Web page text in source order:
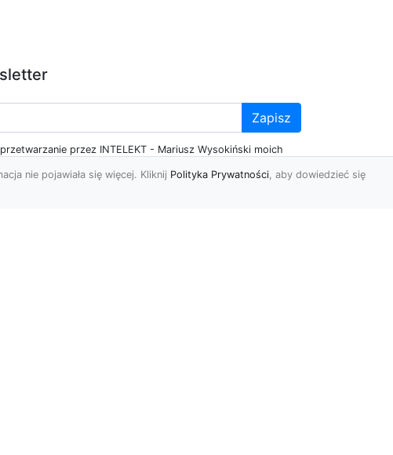
Zapisz
przez INTELEKT - Mariusz Wysokiński moich
postaci adresu poczty elektronicznej w celu przesyłania mi
nie pojawiała się więcej. Kliknij Polityka Prywatności, aby dowiedzieć się